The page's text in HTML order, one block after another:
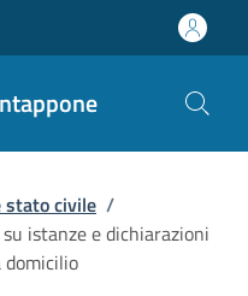
stato civile /
istanze e dichiarazioni